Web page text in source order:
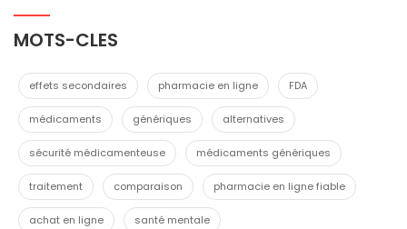
MOTS-CLES
effets secondaires pharmacie en ligne FDA
médicaments génériques alternatives
sécurité médicamenteuse médicaments génériques
traitement comparaison pharmacie en ligne fiable
achat en ligne santé mentale